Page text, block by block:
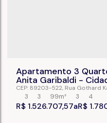
Apartamento 3
Anita Garibaldi -
R$ 1.526.707,57 R$
CEP: 89203-522, Rua Gothard
Catarina
Brasil
3 4
99m²
3 3